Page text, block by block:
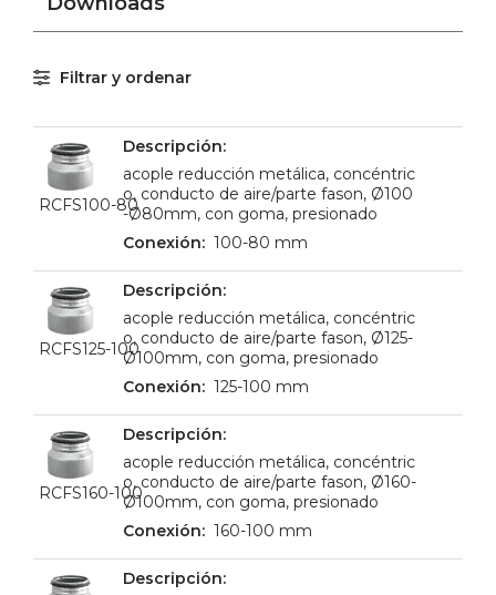
Filtrar y ordenar
RCFS100-80
acople reducción metálica, concéntric
o, conducto de aire/parte fason, Ø100
-Ø80mm, con goma, presionado
100-80 mm
RCFS125-100
acople reducción metálica, concéntric
o, conducto de aire/parte fason, Ø125-
Ø100mm, con goma, presionado
125-100 mm
RCFS160-100
acople reducción metálica, concéntric
o, conducto de aire/parte fason, Ø160-
Ø100mm, con goma, presionado
160-100 mm